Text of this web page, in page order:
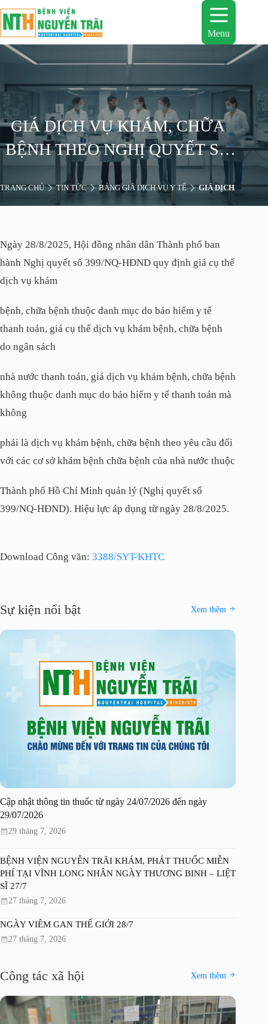
đến
phần
nội
dung
Menu
GIÁ DỊCH VỤ KHÁM, CHỮA
BỆNH THEO NGHỊ QUYẾT SỐ
399/NQ-HĐND
TRANG CHỦ TIN TỨC BẢNG GIÁ DỊCH VỤ Y TẾ GIÁ DỊCH VỤ
Ngày 28/8/2025, Hội đồng nhân dân Thành phố ban
hành Nghị quyết số 399/NQ-HĐND quy định giá cụ thể
dịch vụ khám
bệnh, chữa bệnh thuộc danh mục do bảo hiểm y tế
thanh toán, giá cụ thể dịch vụ khám bệnh, chữa bệnh
do ngân sách
nhà nước thanh toán, giá dịch vụ khám bệnh, chữa bệnh
không thuộc danh mục do bảo hiểm y tế thanh toán mà
không
phải là dịch vụ khám bệnh, chữa bệnh theo yêu cầu đối
với các cơ sở khám bệnh chữa bệnh của nhà nước thuộc
Thành phố Hồ Chí Minh quản lý (Nghị quyết số
399/NQ-HĐND). Hiệu lực áp dụng từ ngày 28/8/2025.
Download Công văn: 3388/SYT-KHTC
Sự kiện nổi bật Xem thêm
Cập nhật thông tin thuốc từ ngày 24/07/2026 đến ngày
29/07/2026
29 tháng 7, 2026
BỆNH VIỆN NGUYỄN TRÃI KHÁM, PHÁT THUỐC MIỄN
PHÍ TẠI VĨNH LONG NHÂN NGÀY THƯƠNG BINH – LIỆT
SĨ 27/7
27 tháng 7, 2026
NGÀY VIÊM GAN THẾ GIỚI 28/7
27 tháng 7, 2026
Công tác xã hội Xem thêm